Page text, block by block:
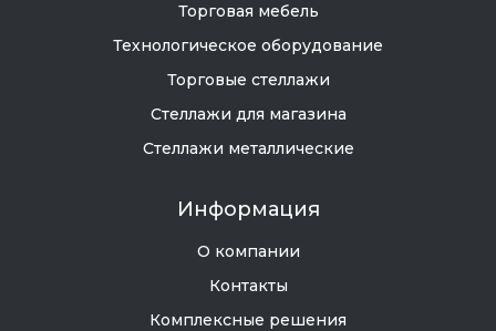
Торговая мебель
Технологическое оборудование
Торговые стеллажи
Стеллажи для магазина
Стеллажи металлические
Информация
О компании
Контакты
Комплексные решения